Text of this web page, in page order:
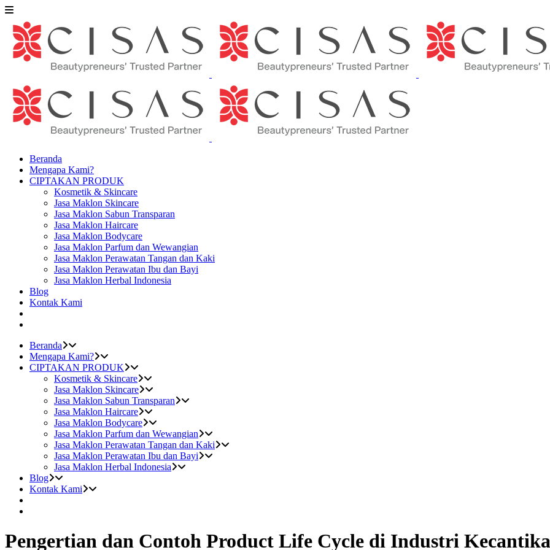
Beranda
Mengapa Kami?
CIPTAKAN PRODUK
Kosmetik & Skincare
Jasa Maklon Skincare
Jasa Maklon Sabun Transparan
Jasa Maklon Haircare
Jasa Maklon Bodycare
Jasa Maklon Parfum dan Wewangian
Jasa Maklon Perawatan Tangan dan Kaki
Jasa Maklon Perawatan Ibu dan Bayi
Jasa Maklon Herbal Indonesia
Blog
Kontak Kami
Beranda
Mengapa Kami?
CIPTAKAN PRODUK
Kosmetik & Skincare
Jasa Maklon Skincare
Jasa Maklon Sabun Transparan
Jasa Maklon Haircare
Jasa Maklon Bodycare
Jasa Maklon Parfum dan Wewangian
Jasa Maklon Perawatan Tangan dan Kaki
Jasa Maklon Perawatan Ibu dan Bayi
Jasa Maklon Herbal Indonesia
Blog
Kontak Kami
Pengertian dan Contoh Product Life Cycle di Industri